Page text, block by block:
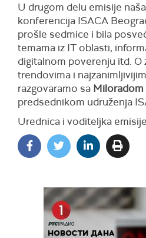
U drugom delu emisije
konferencija ISACA
prošle sedmice i bila
temama iz IT oblasti,
digitalnom poverenju itd. O
trendovima i
razgovaramo sa
predsednikom udruženja
Urednica i voditeljka